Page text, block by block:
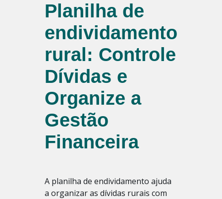
Planilha de
endividamento
rural: Controle
Dívidas e
Organize a
Gestão
Financeira
A planilha de endividamento ajuda
a organizar as dívidas rurais com